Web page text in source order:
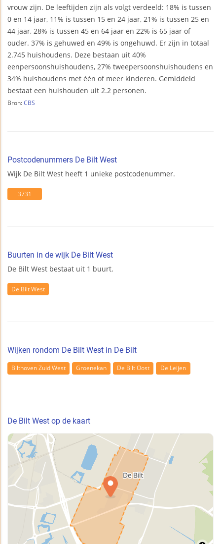
vrouw zijn. De leeftijden zijn als volgt verdeeld: 18% is tussen
0 en 14 jaar, 11% is tussen 15 en 24 jaar, 21% is tussen 25 en
44 jaar, 28% is tussen 45 en 64 jaar en 22% is 65 jaar of
ouder. 37% is gehuwed en 49% is ongehuwd. Er zijn in totaal
2.745 huishoudens. Deze bestaan uit 40%
eenpersoonshuishoudens, 27% tweepersoonshuishoudens en
34% huishoudens met één of meer kinderen. Gemiddeld
bestaat een huishouden uit 2.2 personen.
Bron: CBS
Postcodenummers De Bilt West
Wijk De Bilt West heeft 1 unieke postcodenummer.
3731
Buurten in de wijk De Bilt West
De Bilt West bestaat uit 1 buurt.
De Bilt West
Wijken rondom De Bilt West in De Bilt
Bilthoven Zuid West Groenekan De Bilt Oost De Leijen
De Bilt West op de kaart